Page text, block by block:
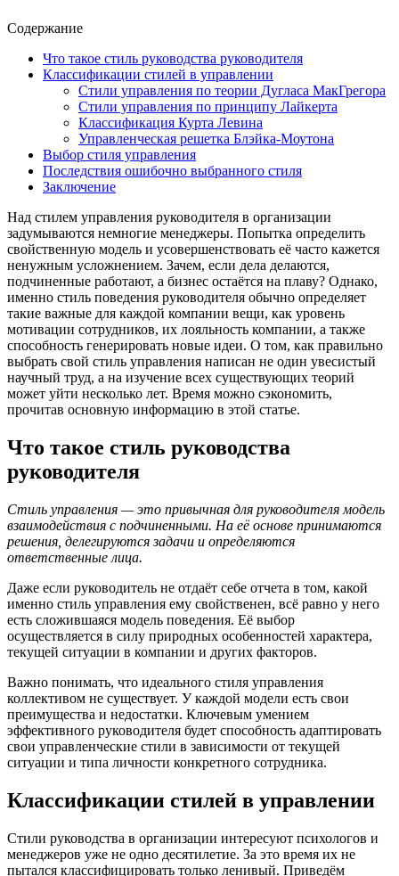
Содержание
Что такое стиль руководства руководителя
Классификации стилей в управлении
Стили управления по теории Дугласа МакГрегора
Стили управления по принципу Лайкерта
Классификация Курта Левина
Управленческая решетка Блэйка-Моутона
Выбор стиля управления
Последствия ошибочно выбранного стиля
Заключение
Над стилем управления руководителя в организации
задумываются немногие менеджеры. Попытка определить
свойственную модель и усовершенствовать её часто кажется
ненужным усложнением. Зачем, если дела делаются,
подчиненные работают, а бизнес остаётся на плаву? Однако,
именно стиль поведения руководителя обычно определяет
такие важные для каждой компании вещи, как уровень
мотивации сотрудников, их лояльность компании, а также
способность генерировать новые идеи. О том, как правильно
выбрать свой стиль управления написан не один увесистый
научный труд, а на изучение всех существующих теорий
может уйти несколько лет. Время можно сэкономить,
прочитав основную информацию в этой статье.
Что такое стиль руководства
руководителя
Стиль управления — это привычная для руководителя модель
взаимодействия с подчиненными. На её основе принимаются
решения, делегируются задачи и определяются
ответственные лица.
Даже если руководитель не отдаёт себе отчета в том, какой
именно стиль управления ему свойственен, всё равно у него
есть сложившаяся модель поведения. Её выбор
осуществляется в силу природных особенностей характера,
текущей ситуации в компании и других факторов.
Важно понимать, что идеального стиля управления
коллективом не существует. У каждой модели есть свои
преимущества и недостатки. Ключевым умением
эффективного руководителя будет способность адаптировать
свои управленческие стили в зависимости от текущей
ситуации и типа личности конкретного сотрудника.
Классификации стилей в управлении
Стили руководства в организации интересуют психологов и
менеджеров уже не одно десятилетие. За это время их не
пытался классифицировать только ленивый. Приведём